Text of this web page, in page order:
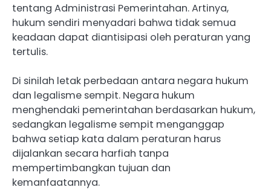
tentang Administrasi Pemerintahan. Artinya,
hukum sendiri menyadari bahwa tidak semua
keadaan dapat diantisipasi oleh peraturan yang
tertulis.
Di sinilah letak perbedaan antara negara hukum
dan legalisme sempit. Negara hukum
menghendaki pemerintahan berdasarkan hukum,
sedangkan legalisme sempit menganggap
bahwa setiap kata dalam peraturan harus
dijalankan secara harfiah tanpa
mempertimbangkan tujuan dan
kemanfaatannya.